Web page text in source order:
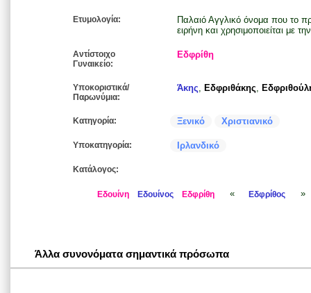
Ετυμολογία:
Παλαιό Αγγλικό όνομα που το
ειρήνη και χρησιμοποιείται με
Αντίστοιχο
Γυναικείο:
Εδφρίθη
Υποκοριστικά/
Παρωνύμια:
Άκης, Εδφριθάκης,
Κατηγορία: Ξενικό Χριστιανικό
Υποκατηγορία: Ιρλανδικό
Κατάλογος:
Εδουίνη Εδουίνος Εδφρίθη « Εδφρίθος »
Άλλα συνονόματα σημαντικά πρόσωπα